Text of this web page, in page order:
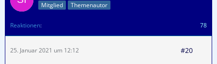
Mitglied Themenautor
Reaktionen 78
25. Januar 2021 um 12:12 #20